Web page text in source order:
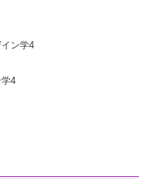
ン学4
4